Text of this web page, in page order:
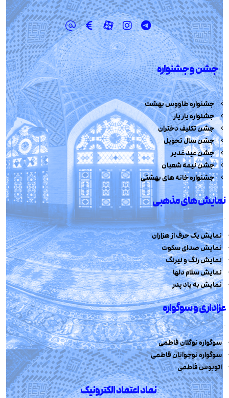
جشن و جشنواره
جشنواره طاووس بهشت
جشنواره یار یار
جشن تکلیف دختران
جشن سال تحویل
جشن عید غدیر
جشن نیمه شعبان
جشنواره خانه های بهشتی
نمایش های مذهبی
نمایش یک حرف از هزاران
نمایش صدای سکوت
نمایش رنگ و نیرنگ
نمایش سلام دلها
نمایش به یاد پدر
عزاداری و سوگواره
سوگواره نوگلان فاطمی
سوگواره نوجوانان فاطمی
اتوبوس فاطمی
نماد اعتماد الکترونیک